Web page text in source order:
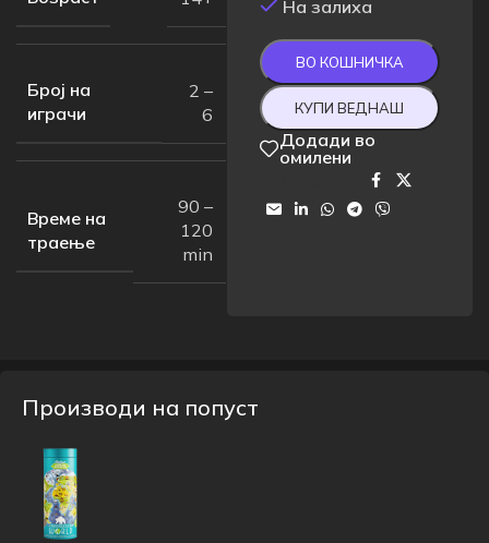
Број на
играчи
2 –
6
Време на
траење
90 –
120
min
На залиха
ВО КОШНИЧКА
КУПИ ВЕДНАШ
Додади во
омилени
Производи на попуст